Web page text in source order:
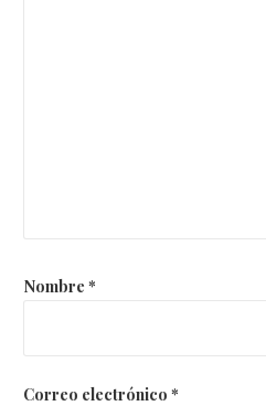
Nombre *
Correo electrónico *